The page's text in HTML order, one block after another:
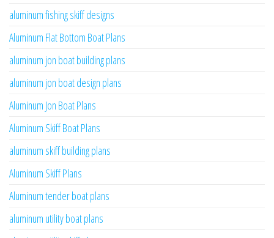
aluminum fishing skiff designs
Aluminum Flat Bottom Boat Plans
aluminum jon boat building plans
aluminum jon boat design plans
Aluminum Jon Boat Plans
Aluminum Skiff Boat Plans
aluminum skiff building plans
Aluminum Skiff Plans
Aluminum tender boat plans
aluminum utility boat plans